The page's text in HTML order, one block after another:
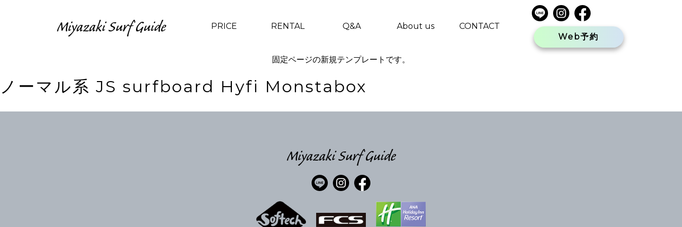
Miyazaki Surf Guide PRICE RENTAL Q&A About us
CONTACT
Web予約
固定ページの新規テンプレートです。
ノーマル系 JS surfboard Hyfi Monstabox
Miyazaki Surf Guide